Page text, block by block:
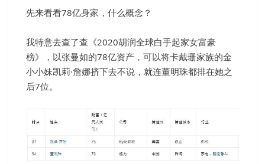
先来看看78亿身家，什么概念？
我特意去查了查《2020胡润全球白手起家女富豪
榜》，以张曼如的78亿资产，可以将卡戴珊家族的金
小小妹凯莉·詹娜挤下去不说，就连董明珠都排在她之
后7位。